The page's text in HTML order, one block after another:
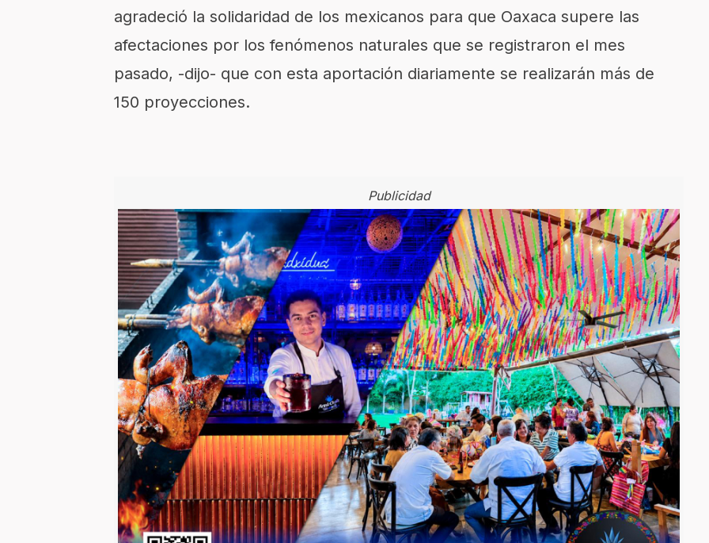
agradeció la solidaridad de los mexicanos para que Oaxaca supere las
afectaciones por los fenómenos naturales que se registraron el mes
pasado, -dijo- que con esta aportación diariamente se realizarán más de
150 proyecciones.
Publicidad